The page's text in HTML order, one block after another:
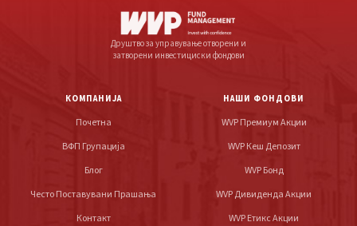
Друштво за управување отворени и
затворени инвестициски фондови
КОМПАНИЈА
Почетна
ВФП Групација
Блог
Често Поставувани Прашања
Контакт
НАШИ ФОНДОВИ
WVP Премиум Акции
WVP Кеш Депозит
WVP Бонд
WVP Дивиденда Акции
WVP Етикс Акции